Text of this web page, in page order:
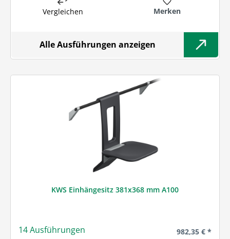
Vergleichen Merken
Alle Ausführungen anzeigen
KWS Einhängesitz 381x368 mm A100
14 Ausführungen Regulärer
982,35 € *